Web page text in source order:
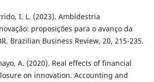
I. L. (2023). Ambidestria
proposições para o avanço da
Brazilian Business Review, 20, 215-235.
A. (2020). Real effects of financial
on innovation. Accounting and